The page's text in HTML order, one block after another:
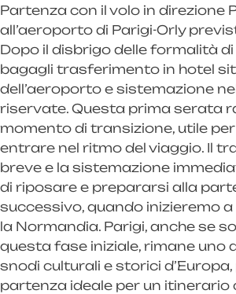
Partenza con il volo in direzione
all’aeroporto di Parigi-Orly
Dopo il disbrigo delle formalità
bagagli trasferimento in hotel
dell’aeroporto e sistemazione
riservate. Questa prima serata
momento di transizione, utile
entrare nel ritmo del viaggio. Il
breve e la sistemazione
di riposare e prepararsi alla
successivo, quando inizieremo
la Normandia. Parigi, anche se
questa fase iniziale, rimane uno
snodi culturali e storici
partenza ideale per un itinerario